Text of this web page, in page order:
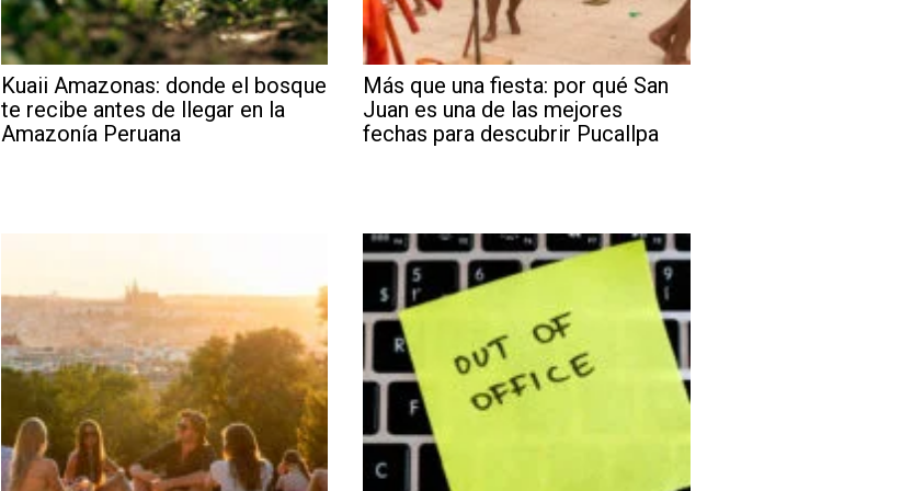
Kuaii Amazonas: donde el bosque
te recibe antes de llegar en la
Amazonía Peruana
Más que una fiesta: por qué San
Juan es una de las mejores
fechas para descubrir Pucallpa